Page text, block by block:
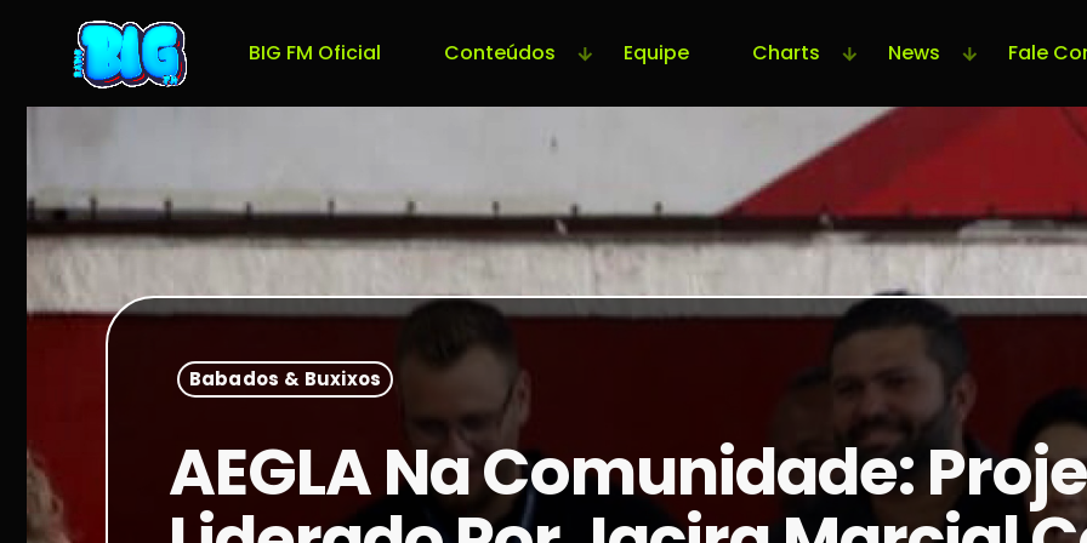
BIG FM Oficial Conteúdos Equipe Charts News Fale
Babados & Buxixos
AEGLA Na Comunidade: